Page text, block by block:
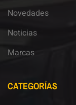
Novedades
Noticias
Marcas
CATEGORÍAS